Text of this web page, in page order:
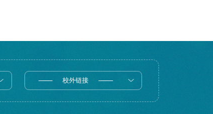
校外链接